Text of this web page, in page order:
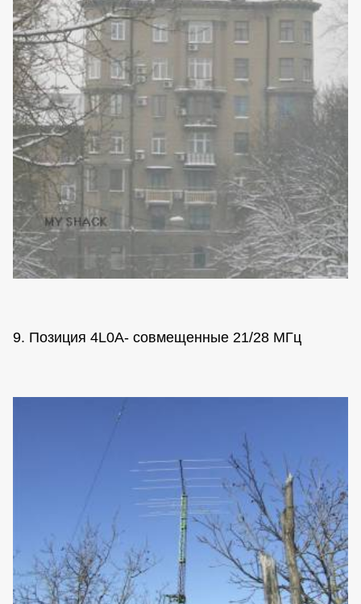
9. Позиция 4L0A- совмещенные 21/28 МГц